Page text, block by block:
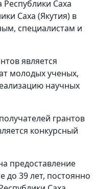
Саха
Саха (Якутия) в
специалистам и
является
молодых ученых,
научных
грантов
конкурсный
предоставление
до 39 лет, постоянно